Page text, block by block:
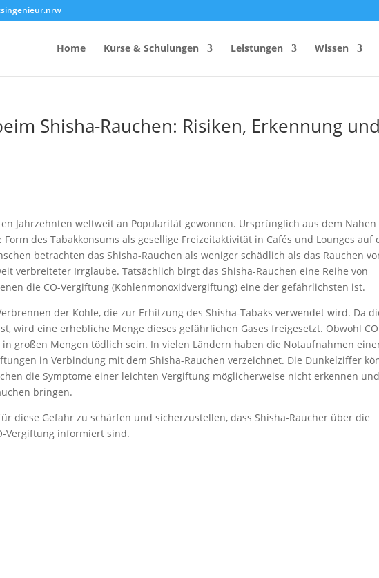
Home Kurse & Schulungen Leistungen Wissen
Anzahl Sicherheitsbeauftragter
Schneelast-Rechner
Zurrmittel & Ladungssicherung
Shisha-Rauchen: Risiken, Erkennung und
Jahrzehnten weltweit an Popularität gewonnen. Ursprünglich aus dem Nahen
des Tabakkonsums als gesellige Freizeitaktivität in Cafés und Lounges auf
betrachten das Shisha-Rauchen als weniger schädlich als das Rauchen
verbreiteter Irrglaube. Tatsächlich birgt das Shisha-Rauchen eine Reihe von
die CO-Vergiftung (Kohlenmonoxidvergiftung) eine der gefährlichsten ist.
der Kohle, die zur Erhitzung des Shisha-Tabaks verwendet wird. Da
wird eine erhebliche Menge dieses gefährlichen Gases freigesetzt. Obwohl CO
großen Mengen tödlich sein. In vielen Ländern haben die Notaufnahmen
in Verbindung mit dem Shisha-Rauchen verzeichnet. Die Dunkelziffer
die Symptome einer leichten Vergiftung möglicherweise nicht erkennen
bringen.
diese Gefahr zu schärfen und sicherzustellen, dass Shisha-Raucher über die
Vergiftung informiert sind.